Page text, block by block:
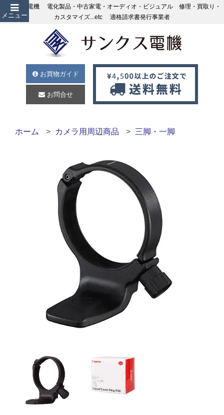
メニュー
サンクス電機 電化製品・中古家電・オーディオ・ビジュアル 修理・買取り・
カスタマイズ...etc 適格請求書発行事業者
お買物ガイド
お問合せ
ホーム カメラ用周辺商品 三脚・一脚